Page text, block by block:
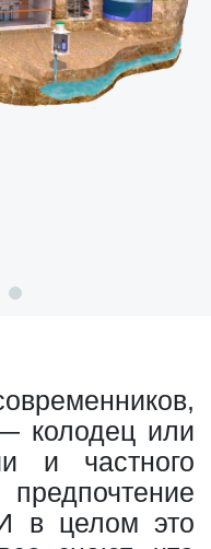
колодец или
и частного
в целом это